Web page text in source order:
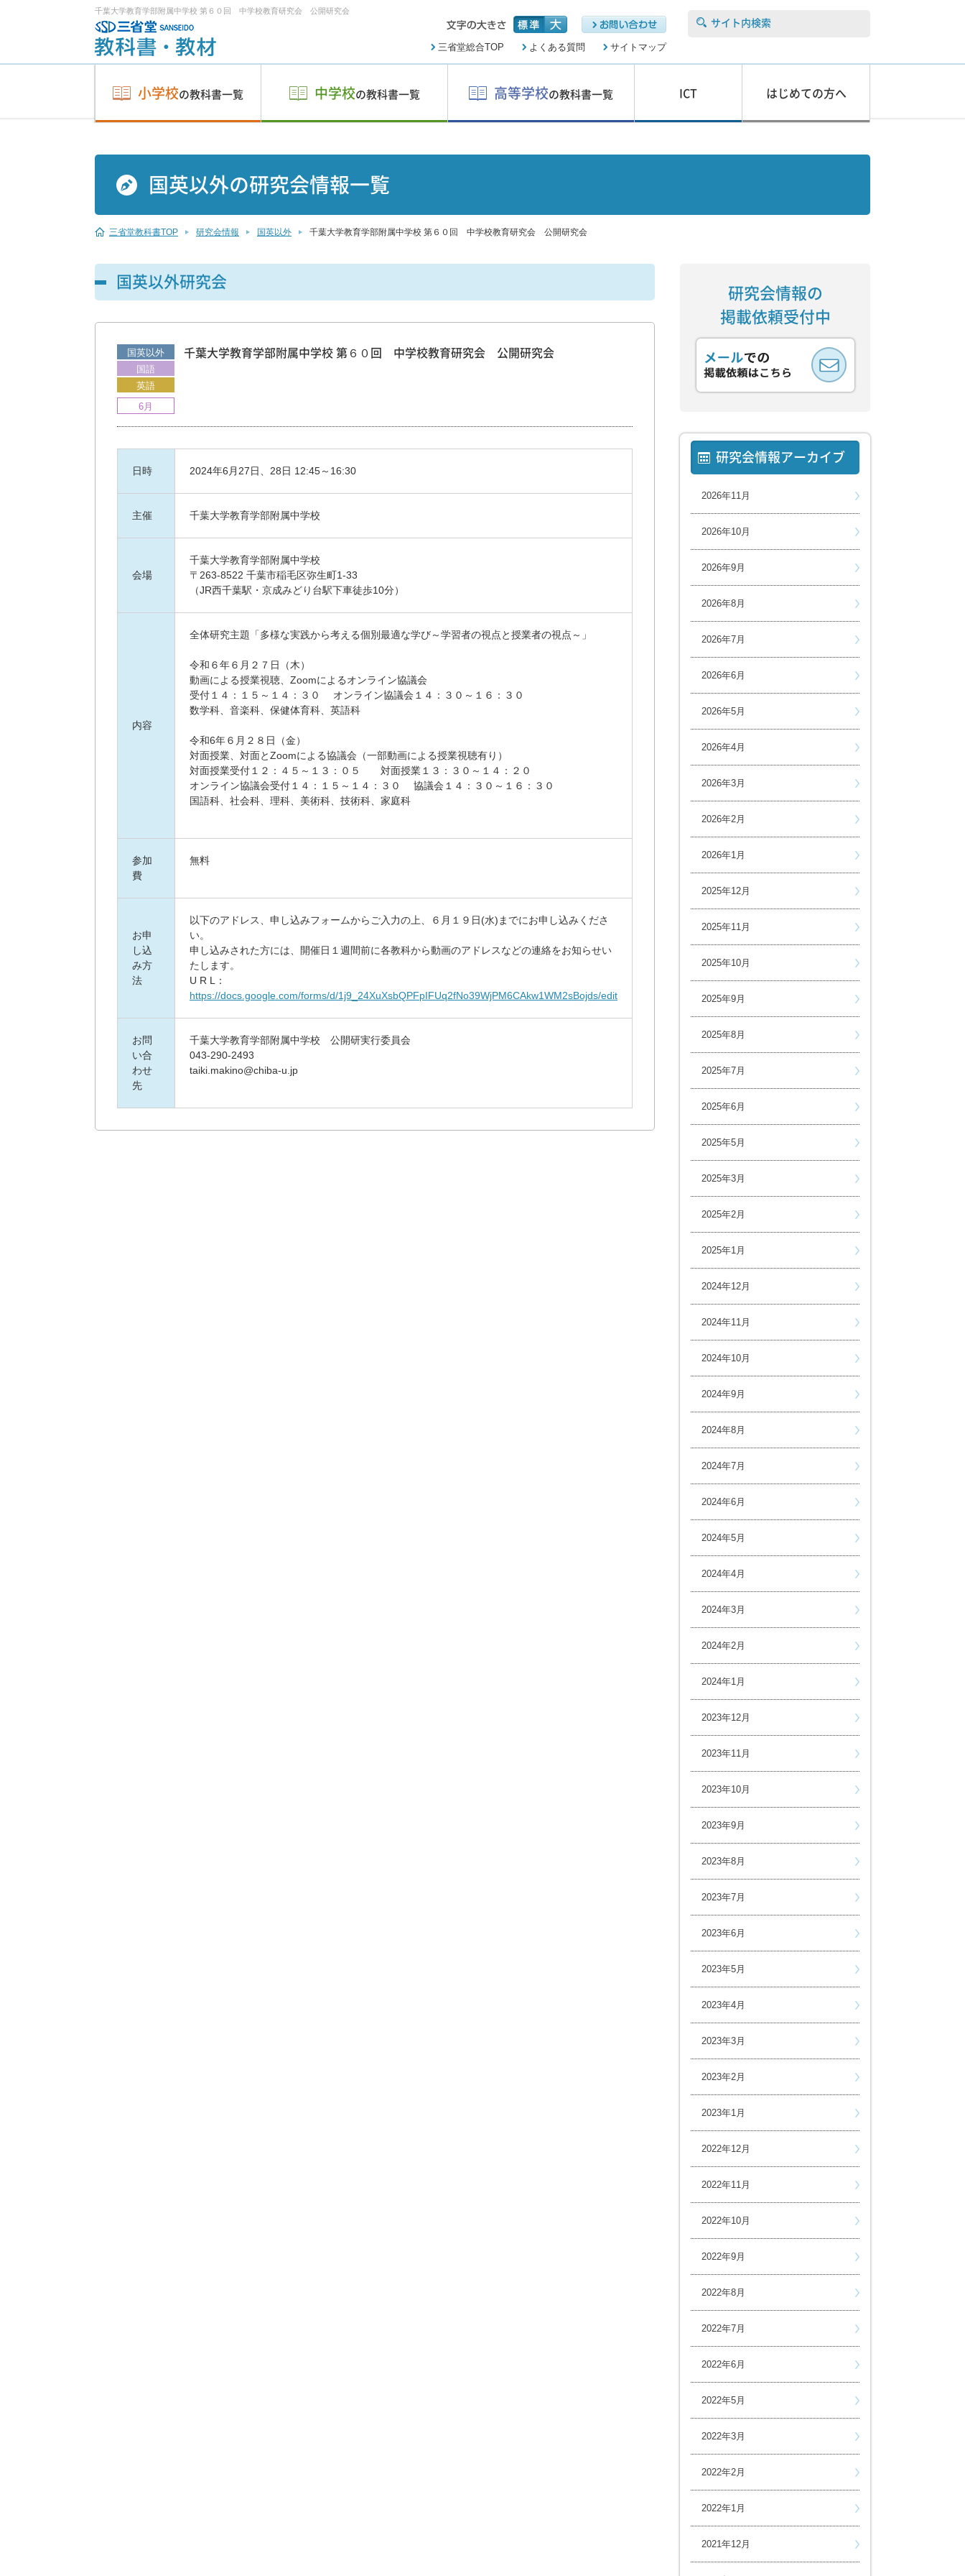
千葉大学教育学部附属中学校 第６０回 中学校教育研究会 公開研究会
サイト内検索
三省堂総合TOP よくある質問 サイトマップ
小学校の教科書一覧 中学校の教科書一覧 高等学校の教科書一覧 ICT はじめての方へ
国英以外の研究会情報一覧
三省堂教科書TOP 研究会情報 国英以外 千葉大学教育学部附属中学校 第６０回 中学校教育研究会 公開研究会
国英以外研究会
国英以外
国語
英語
6月
千葉大学教育学部附属中学校 第６０回 中学校教育研究会 公開研究会
日時 2024年6月27日、28日 12:45～16:30
主催 千葉大学教育学部附属中学校
会場
千葉大学教育学部附属中学校
〒263-8522 千葉市稲毛区弥生町1-33
（JR西千葉駅・京成みどり台駅下車徒歩10分）
内容
全体研究主題「多様な実践から考える個別最適な学び～学習者の視点と授業者の視点～」
令和６年６月２７日（木）
動画による授業視聴、Zoomによるオンライン協議会
受付１４：１５～１４：３０ オンライン協議会１４：３０～１６：３０
数学科、音楽科、保健体育科、英語科
令和6年６月２８日（金）
対面授業、対面とZoomによる協議会（一部動画による授業視聴有り）
対面授業受付１２：４５～１３：０５ 対面授業１３：３０～１４：２０
オンライン協議会受付１４：１５～１４：３０ 協議会１４：３０～１６：３０
国語科、社会科、理科、美術科、技術科、家庭科
参加
費
無料
お申
し込
み方
法
以下のアドレス、申し込みフォームからご入力の上、６月１９日(水)までにお申し込みくださ
い。
申し込みされた方には、開催日１週間前に各教科から動画のアドレスなどの連絡をお知らせい
たします。
U R L：
https://docs.google.com/forms/d/1j9_24XuXsbQPFpIFUq2fNo39WjPM6CAkw1WM2sBojds/edit
お問
い合
わせ
先
千葉大学教育学部附属中学校 公開研実行委員会
043-290-2493
taiki.makino@chiba-u.jp
研究会情報の
掲載依頼受付中
研究会情報アーカイブ
2026年11月
2026年10月
2026年9月
2026年8月
2026年7月
2026年6月
2026年5月
2026年4月
2026年3月
2026年2月
2026年1月
2025年12月
2025年11月
2025年10月
2025年9月
2025年8月
2025年7月
2025年6月
2025年5月
2025年3月
2025年2月
2025年1月
2024年12月
2024年11月
2024年10月
2024年9月
2024年8月
2024年7月
2024年6月
2024年5月
2024年4月
2024年3月
2024年2月
2024年1月
2023年12月
2023年11月
2023年10月
2023年9月
2023年8月
2023年7月
2023年6月
2023年5月
2023年4月
2023年3月
2023年2月
2023年1月
2022年12月
2022年11月
2022年10月
2022年9月
2022年8月
2022年7月
2022年6月
2022年5月
2022年3月
2022年2月
2022年1月
2021年12月